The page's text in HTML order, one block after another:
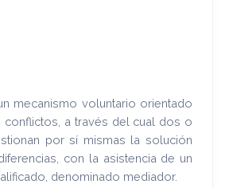
mecanismo voluntario orientado
conflictos, a través del cual dos o
por sí mismas la solución
con la asistencia de un
denominado mediador.